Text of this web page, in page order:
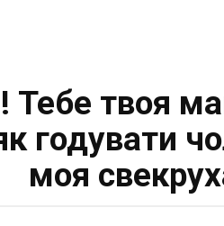
Тебе твоя
годувати
моя